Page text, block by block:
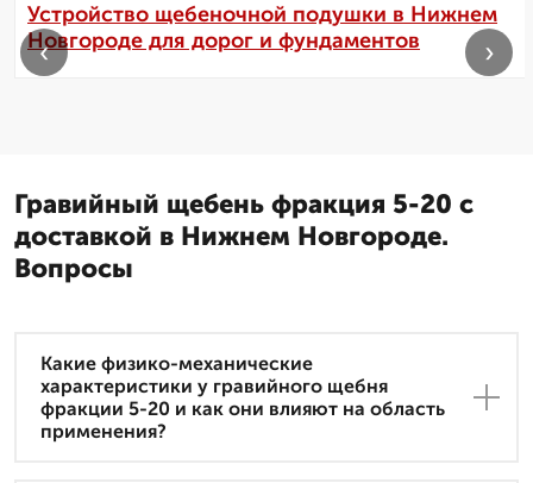
Устройство щебеночной подушки в Нижнем
Новгороде для дорог и фундаментов
‹ ›
Гравийный щебень фракция 5-20 с
доставкой в Нижнем Новгороде.
Вопросы
Какие физико-механические
характеристики у гравийного щебня
фракции 5-20 и как они влияют на область
применения?